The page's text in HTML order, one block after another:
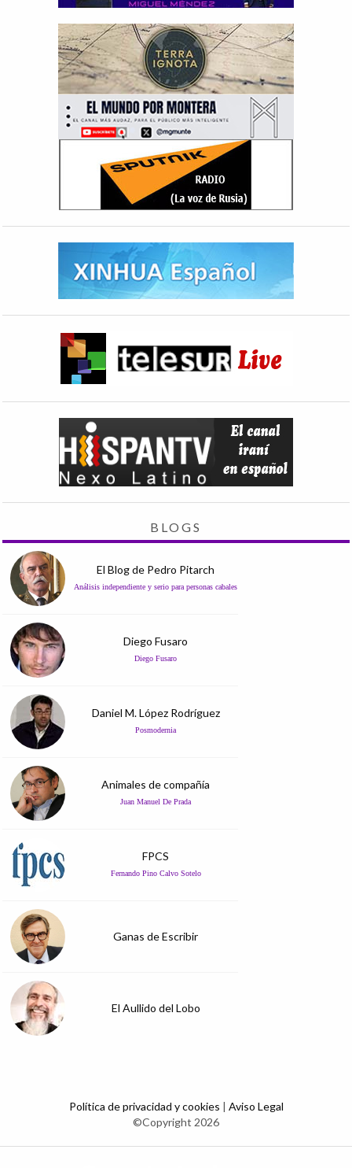
BLOGS
El Blog de Pedro Pitarch
Análisis independiente y serio para personas cabales
Diego Fusaro
Diego Fusaro
Daniel M. López Rodríguez
Posmodernia
Animales de compañía
Juan Manuel De Prada
FPCS
Fernando Pino Calvo Sotelo
Ganas de Escribir
El Aullido del Lobo
Política de privacidad y cookies | Aviso Legal
©Copyright 2026